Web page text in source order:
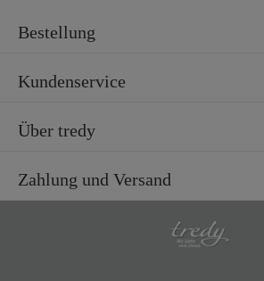
Bestellung
Kundenservice
Über tredy
Zahlung und Versand